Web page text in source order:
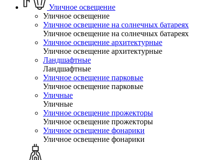
Уличное освещение
Уличное освещение
Уличное освещение на солнечных батареях
Уличное освещение на солнечных батареях
Уличное освещение архитектурные
Уличное освещение архитектурные
Ландшафтные
Ландшафтные
Уличное освещение парковые
Уличное освещение парковые
Уличные
Уличные
Уличное освещение прожекторы
Уличное освещение прожекторы
Уличное освещение фонарики
Уличное освещение фонарики